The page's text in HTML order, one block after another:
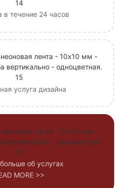
в течение 24 часов
услуга дизайна
об услугах
MORE >>